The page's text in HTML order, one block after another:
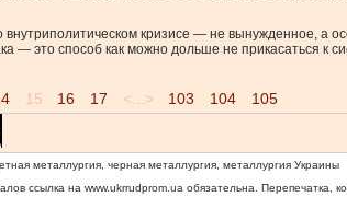
кризисе — не вынужденное, а
— это способ как можно дольше не прикасаться к
15 16 17 <...> 103 104 105
металлургия, черная металлургия, металлургия Украины
ссылка на www.ukrrudprom.ua обязательна. Перепечатка,